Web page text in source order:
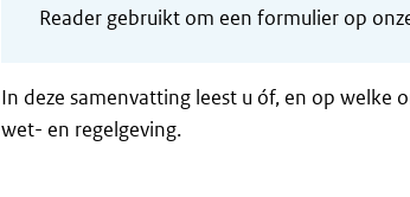
Reader gebruikt om een formulier op
In deze samenvatting leest u óf, en op welke
wet- en regelgeving.